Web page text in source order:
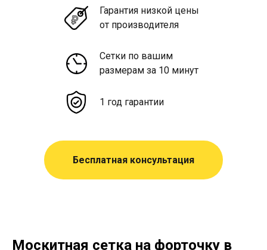
Гарантия низкой цены
от производителя
Сетки по вашим
размерам за 10 минут
1 год гарантии
Бесплатная консультация
Москитная сетка на форточку в